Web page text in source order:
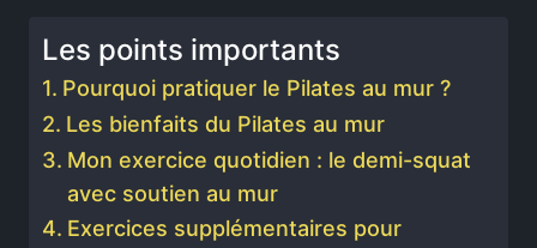
Les points importants
Pourquoi pratiquer le Pilates au mur ?
Les bienfaits du Pilates au mur
Mon exercice quotidien : le demi-squat
avec soutien au mur
Exercices supplémentaires pour